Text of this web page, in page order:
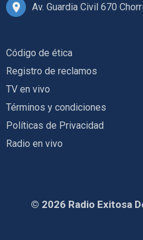
Av. Guardia Civil 670
Código de ética
Registro de reclamos
TV en vivo
Términos y condiciones
Políticas de Privacidad
Radio en vivo
© 2026 Radio Exitosa